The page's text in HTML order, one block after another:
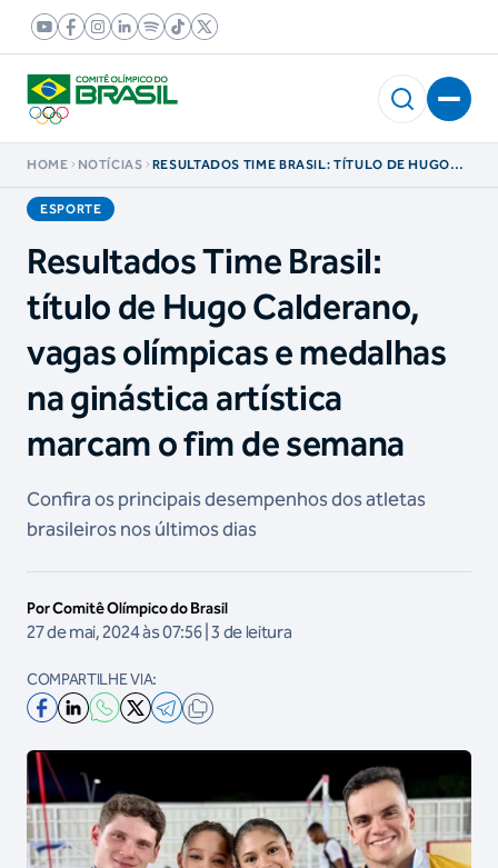
HOME NOTÍCIAS
RESULTADOS TIME BRASIL: TÍTULO DE HUGO
ESPORTE
Resultados Time Brasil:
título de Hugo Calderano,
vagas olímpicas e medalhas
na ginástica artística
marcam o fim de semana
Confira os principais desempenhos dos atletas
brasileiros nos últimos dias
Por Comitê Olímpico do Brasil
27 de mai, 2024 às 07:56 | 3 de leitura
COMPARTILHE VIA: